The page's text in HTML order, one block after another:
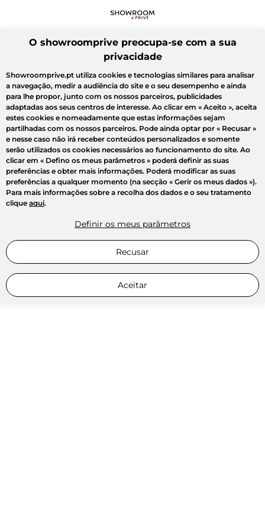
O showroomprive preocupa-se com a sua
privacidade
Showroomprive.pt utiliza cookies e tecnologias similares para analisar
a navegação, medir a audiência do site e o seu desempenho e ainda
para lhe propor, junto com os nossos parceiros, publicidades
adaptadas aos seus centros de interesse. Ao clicar em « Aceito », aceita
estes cookies e nomeadamente que estas informações sejam
partilhadas com os nossos parceiros. Pode ainda optar por « Recusar »
e nesse caso não irá receber conteúdos personalizados e somente
serão utilizados os cookies necessários ao funcionamento do site. Ao
clicar em « Defino os meus parâmetros » poderá definir as suas
preferências e obter mais informações. Poderá modificar as suas
preferências a qualquer momento (na secção « Gerir os meus dados »).
Para mais informações sobre a recolha dos dados e o seu tratamento
clique aqui.
Definir os meus parâmetros
Recusar
Aceitar